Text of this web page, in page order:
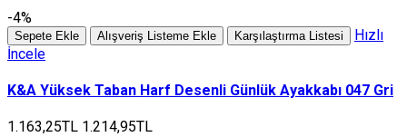
-4%
Sepete Ekle Alışveriş Listeme Ekle Karşılaştırma Listesi
Hızlı
İncele
K&A Yüksek Taban Harf Desenli Günlük Ayakkabı 047 Gri
1.163,25TL 1.214,95TL